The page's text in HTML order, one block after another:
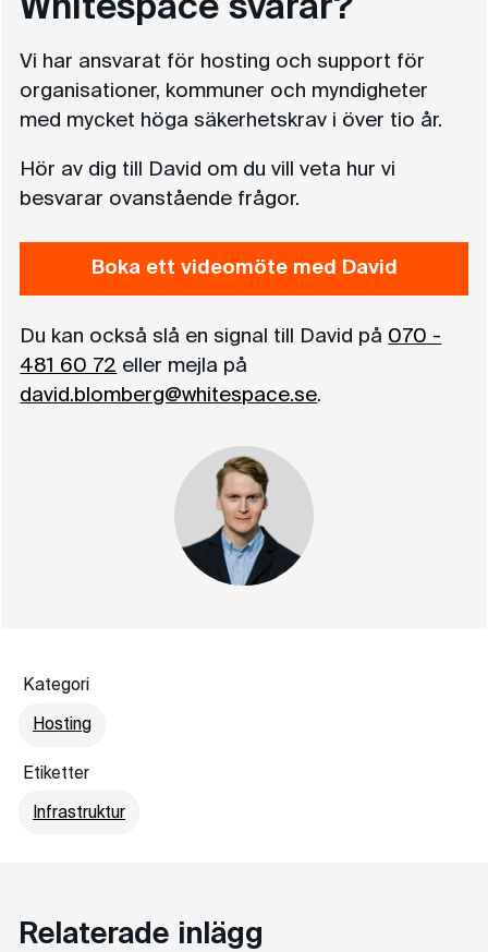
Whitespace svarar?
Vi har ansvarat för hosting och support för
organisationer, kommuner och myndigheter
med mycket höga säkerhetskrav i över tio år.
Hör av dig till David om du vill veta hur vi
besvarar ovanstående frågor.
Boka ett videomöte med David
Du kan också slå en signal till David på 070 -
481 60 72 eller mejla på
david.blomberg@whitespace.se.
Kategori
Hosting
Etiketter
Infrastruktur
Relaterade inlägg